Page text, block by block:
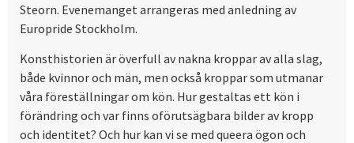
Steorn. Evenemanget arrangeras med anledning av
Europride Stockholm.
Konsthistorien är överfull av nakna kroppar av alla slag,
både kvinnor och män, men också kroppar som utmanar
våra föreställningar om kön. Hur gestaltas ett kön i
förändring och var finns oförutsägbara bilder av kropp
och identitet? Och hur kan vi se med queera ögon och